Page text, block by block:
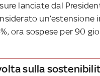
lanciate dal
ora sospese per 90
sulla